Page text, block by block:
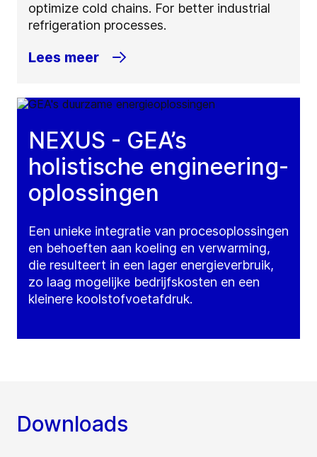
optimize cold chains. For better industrial
refrigeration processes.
Lees meer
NEXUS - GEA’s
holistische engineering-
oplossingen
Een unieke integratie van procesoplossingen
en behoeften aan koeling en verwarming,
die resulteert in een lager energieverbruik,
zo laag mogelijke bedrijfskosten en een
kleinere koolstofvoetafdruk.
Downloads